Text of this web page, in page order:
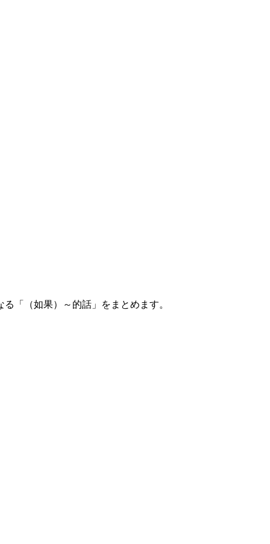
「（如果）～的話」をまとめます。